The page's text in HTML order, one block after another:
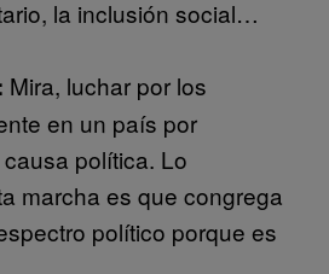
la inclusión social…
Mira, luchar por los
en un país por
política. Lo
marcha es que congrega
político porque es